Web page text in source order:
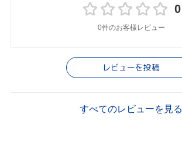
0
0件のお客様レビュー
レビューを投稿
すべてのレビューを見る